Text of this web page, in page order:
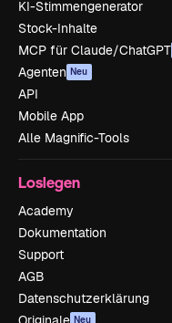
KI-Stimmengenerator
Stock-Inhalte
MCP für Claude/ChatGPT
Agenten Neu
API
Mobile App
Alle Magnific-Tools
Loslegen
Academy
Dokumentation
Support
AGB
Datenschutzerklärung
Neu